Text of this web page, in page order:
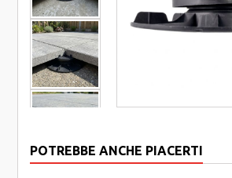
POTREBBE ANCHE PIACERTI